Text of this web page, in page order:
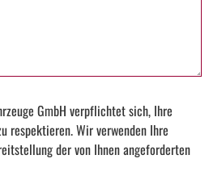
GmbH verpflichtet sich, Ihre
respektieren. Wir verwenden Ihre
der von Ihnen angeforderten